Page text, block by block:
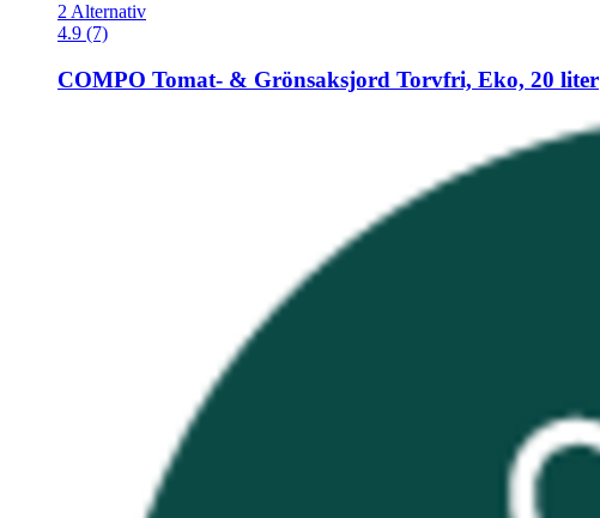
2 Alternativ
4.9 (7)
COMPO Tomat-​ & Grönsaksjord Torvfri, Eko, 20 liter